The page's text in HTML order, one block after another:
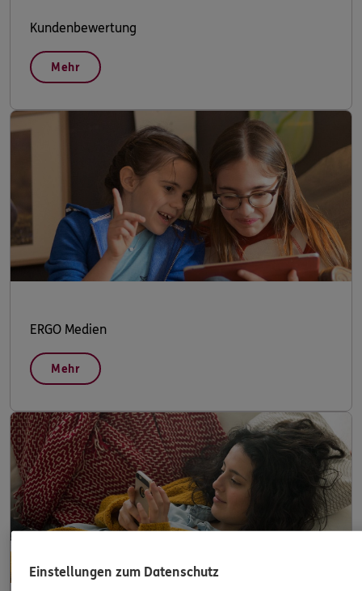
Kundenbewertung
Mehr
ERGO Medien
Mehr
Einstellungen zum Datenschutz